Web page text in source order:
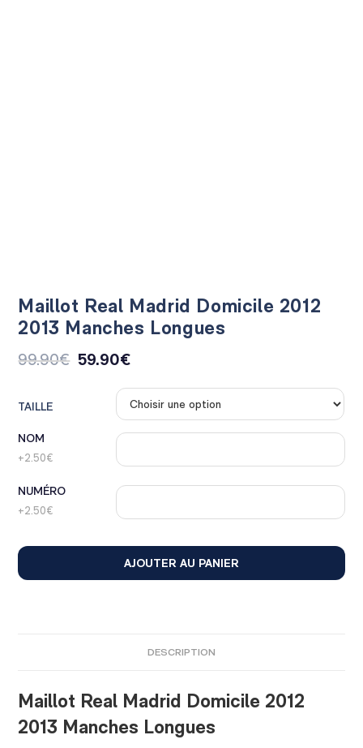
Maillot Real Madrid Domicile 2012
2013 Manches Longues
99.90€ 59.90€
TAILLE
NOM
+2.50€
NUMÉRO
+2.50€
AJOUTER AU PANIER
DESCRIPTION
Maillot Real Madrid Domicile 2012
2013 Manches Longues